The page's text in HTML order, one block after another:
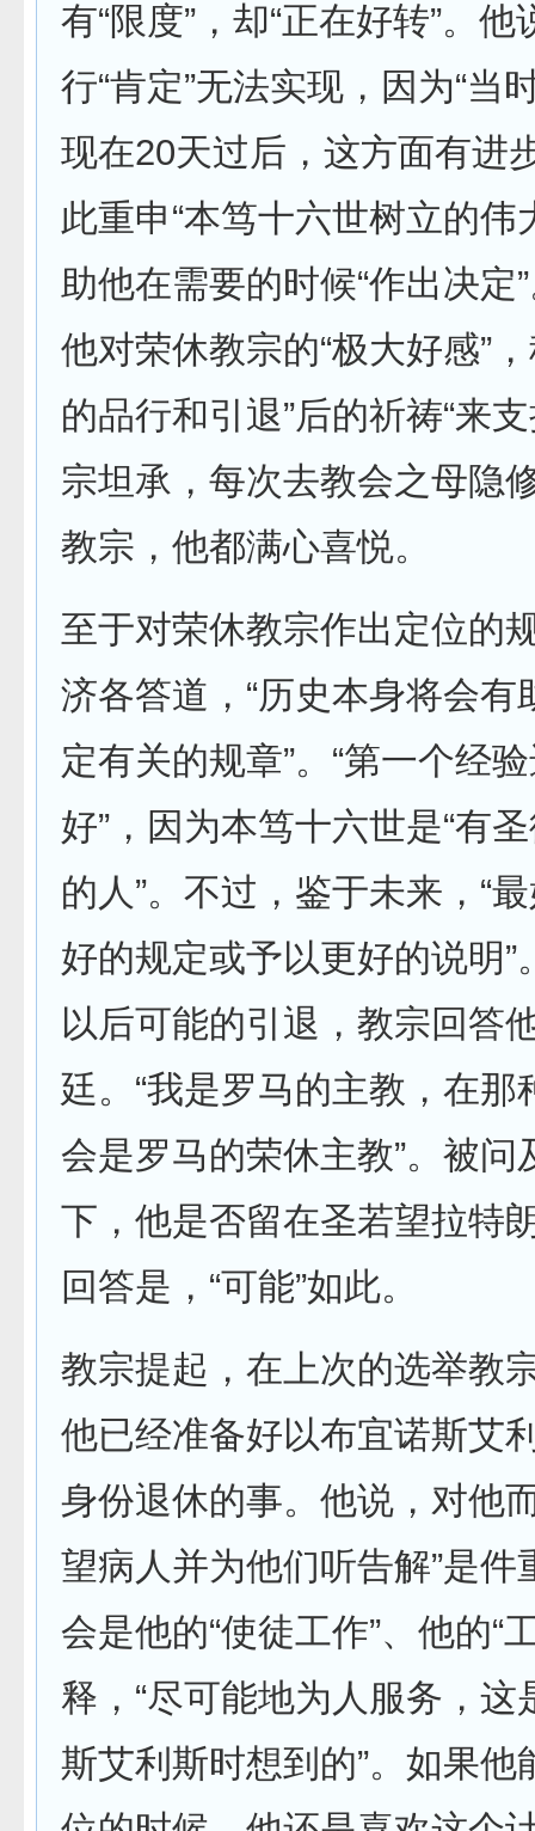
有“限度”，却“正在好转”。
行“肯定”无法实现，因为“当
现在20天过后，这方面有进
此重申“本笃十六世树立的伟
助他在需要的时候“作出决定
他对荣休教宗的“极大好感”
的品行和引退”后的祈祷“来
宗坦承，每次去教会之母隐
教宗，他都满心喜悦。
至于对荣休教宗作出定位的
济各答道，“历史本身将会有
定有关的规章”。“第一个经
好”，因为本笃十六世是“有
的人”。不过，鉴于未来，“
好的规定或予以更好的说明”
以后可能的引退，教宗回答
廷。“我是罗马的主教，在那
会是罗马的荣休主教”。被问
下，他是否留在圣若望拉特
回答是，“可能”如此。
教宗提起，在上次的选举教
他已经准备好以布宜诺斯艾
身份退休的事。他说，对他
望病人并为他们听告解”是件
会是他的“使徒工作”、他的“
释，“尽可能地为人服务，这
斯艾利斯时想到的”。如果他